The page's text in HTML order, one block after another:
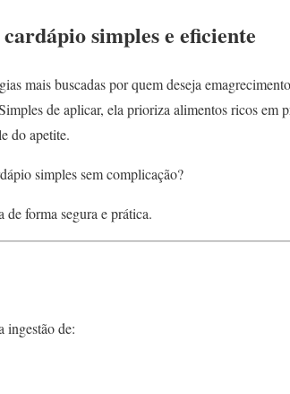
simples e eficiente
mais buscadas por quem deseja
de aplicar, ela prioriza alimentos ricos em
do apetite.
simples sem complicação?
forma segura e prática.
ingestão de: